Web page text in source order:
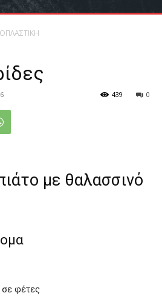
0
439
με θαλασσινό
φέτες